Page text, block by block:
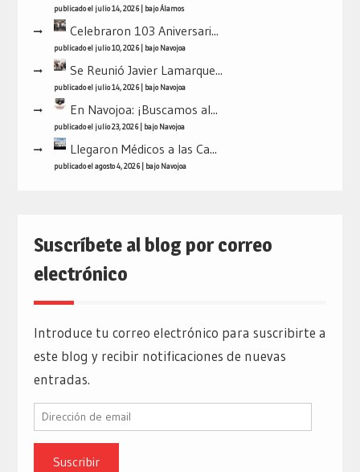
publicado el julio 14, 2026| bajoÁlamos
Celebraron 103 Aniversari...
publicado el julio 10, 2026| bajoNavojoa
Se Reunió Javier Lamarque...
publicado el julio 14, 2026| bajoNavojoa
En Navojoa: ¡Buscamos al...
publicado el julio 23, 2026| bajoNavojoa
Llegaron Médicos a las Ca...
publicado el agosto 4, 2026| bajoNavojoa
Suscríbete al blog por correo
electrónico
Introduce tu correo electrónico para suscribirte a
este blog y recibir notificaciones de nuevas
entradas.
Dirección
email